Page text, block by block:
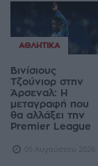
ΑΘΛΗΤΙΚΆ
Βινίσιους
Τζούνιορ στην
Άρσεναλ: Η
μεταγραφή που
θα αλλάξει την
Premier League
05 Αυγούστου 2026